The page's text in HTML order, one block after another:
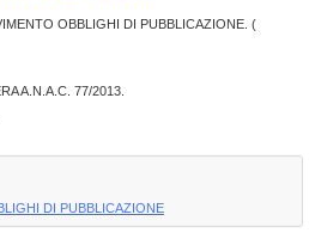
OBBLIGHI DI PUBBLICAZIONE. (
A.N.A.C. 77/2013.
DI PUBBLICAZIONE